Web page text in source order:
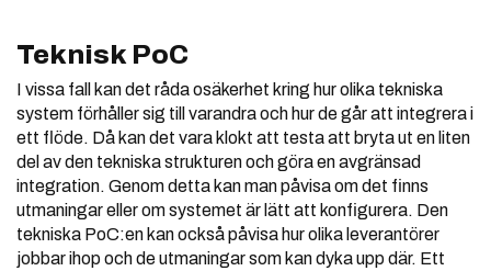
Teknisk PoC
I vissa fall kan det råda osäkerhet kring hur olika tekniska
system förhåller sig till varandra och hur de går att integrera i
ett flöde. Då kan det vara klokt att testa att bryta ut en liten
del av den tekniska strukturen och göra en avgränsad
integration. Genom detta kan man påvisa om det finns
utmaningar eller om systemet är lätt att konfigurera. Den
tekniska PoC:en kan också påvisa hur olika leverantörer
jobbar ihop och de utmaningar som kan dyka upp där. Ett